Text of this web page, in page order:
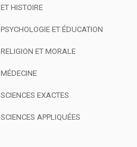
ET HISTOIRE
PSYCHOLOGIE ET ÉDUCATION
RELIGION ET MORALE
MÉDECINE
SCIENCES EXACTES
SCIENCES APPLIQUÉES